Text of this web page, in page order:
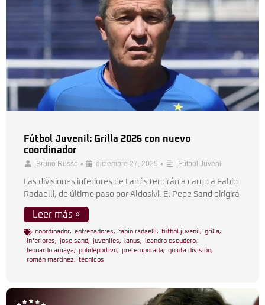
Fútbol Juvenil: Grilla 2026 con nuevo
coordinador
Bruno Russo • diciembre 27, 2025 • Fútbol Juvenil
Las divisiones inferiores de Lanús tendrán a cargo a Fabio
Radaelli, de último paso por Aldosivi. El Pepe Sand dirigirá
Leer más »
coordinador, entrenadores, fabio radaelli, fútbol juvenil , grilla,
inferiores, jose sand, juveniles, lanus, leandro escudero,
leonardo amaya, polideportivo, pretemporada, quinta división,
román martínez, técnicos